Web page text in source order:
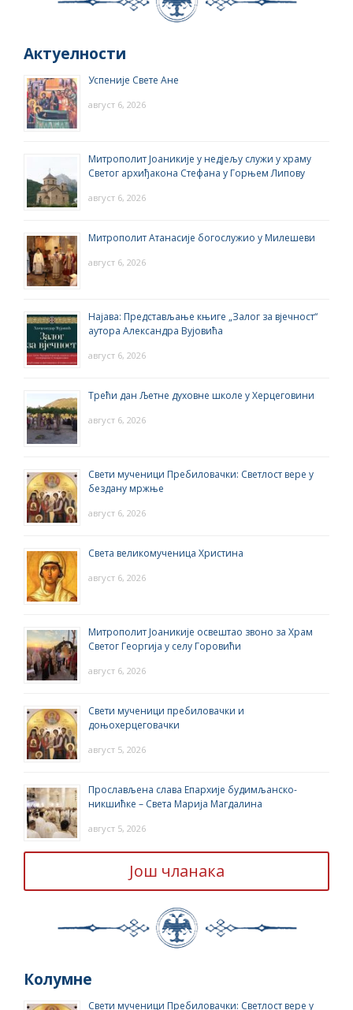
Актуелности
Успеније Свете Ане
август 6, 2026
Митрополит Јоаникије у недјељу служи у храму
Светог архиђакона Стефана у Горњем Липову
август 6, 2026
Митрополит Атанасије богослужио у Милешеви
август 6, 2026
Најава: Представљање књиге „Залог за вјечност“
аутора Александра Вујовића
август 6, 2026
Трећи дан Љетне духовне школе у Херцеговини
август 6, 2026
Свети мученици Пребиловачки: Светлост вере у
бездану мржње
август 6, 2026
Света великомученица Христина
август 6, 2026
Митрополит Јоаникије освештао звоно за Храм
Светог Георгија у селу Горовићи
август 6, 2026
Свети мученици пребиловачки и
доњохерцеговачки
август 5, 2026
Прослављена слава Епархије будимљанско-
никшићке – Света Марија Магдалина
август 5, 2026
Још чланака
Колумне
Свети мученици Пребиловачки: Светлост вере у